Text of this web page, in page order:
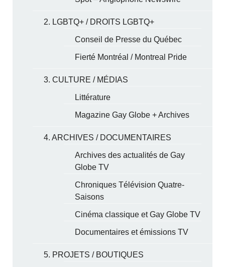
2. LGBTQ+ / DROITS LGBTQ+
Conseil de Presse du Québec
Fierté Montréal / Montreal Pride
3. CULTURE / MÉDIAS
Littérature
Magazine Gay Globe + Archives
4. ARCHIVES / DOCUMENTAIRES
Archives des actualités de Gay
Globe TV
Chroniques Télévision Quatre-
Saisons
Cinéma classique et Gay Globe TV
Documentaires et émissions TV
5. PROJETS / BOUTIQUES